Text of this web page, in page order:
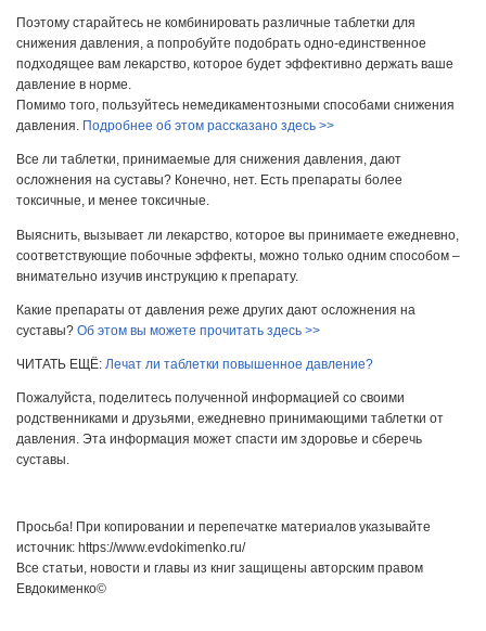
Поэтому старайтесь не комбинировать различные таблетки для
снижения давления, а попробуйте подобрать одно-единственное
подходящее вам лекарство, которое будет эффективно держать ваше
давление в норме.
Помимо того, пользуйтесь немедикаментозными способами снижения
давления. Подробнее об этом рассказано здесь >>
Все ли таблетки, принимаемые для снижения давления, дают
осложнения на суставы? Конечно, нет. Есть препараты более
токсичные, и менее токсичные.
Выяснить, вызывает ли лекарство, которое вы принимаете ежедневно,
соответствующие побочные эффекты, можно только одним способом –
внимательно изучив инструкцию к препарату.
Какие препараты от давления реже других дают осложнения на
суставы? Об этом вы можете прочитать здесь >>
ЧИТАТЬ ЕЩЁ: Лечат ли таблетки повышенное давление?
Пожалуйста, поделитесь полученной информацией со своими
родственниками и друзьями, ежедневно принимающими таблетки от
давления. Эта информация может спасти им здоровье и сберечь
суставы.
Просьба! При копировании и перепечатке материалов указывайте
источник: https://www.evdokimenko.ru/
Все статьи, новости и главы из книг защищены авторским правом
Евдокименко©